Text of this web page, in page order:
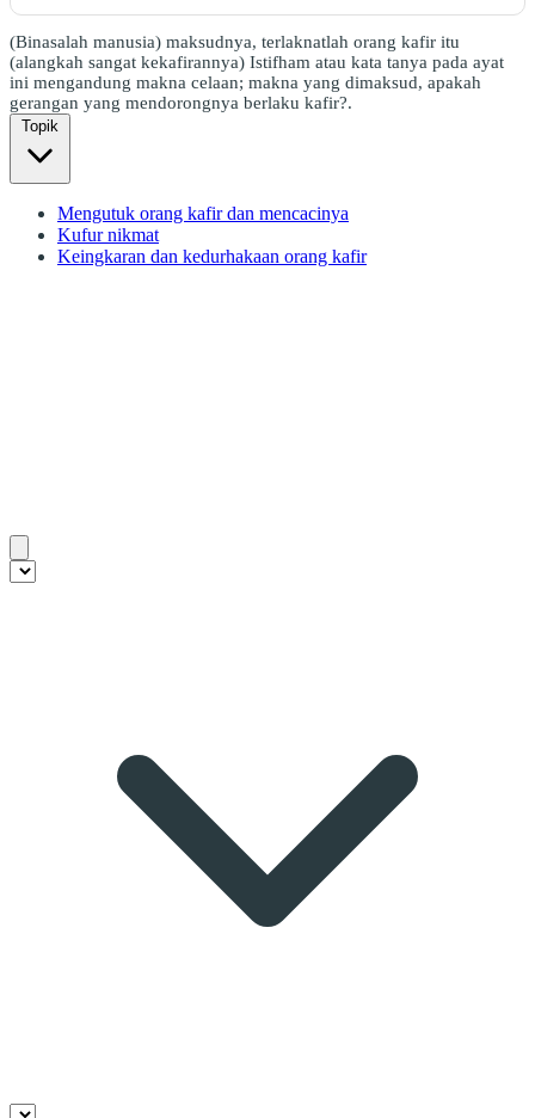
(Binasalah manusia) maksudnya, terlaknatlah orang kafir itu
(alangkah sangat kekafirannya) Istifham atau kata tanya pada ayat
ini mengandung makna celaan; makna yang dimaksud, apakah
gerangan yang mendorongnya berlaku kafir?.
Topik
Mengutuk orang kafir dan mencacinya
Kufur nikmat
Keingkaran dan kedurhakaan orang kafir